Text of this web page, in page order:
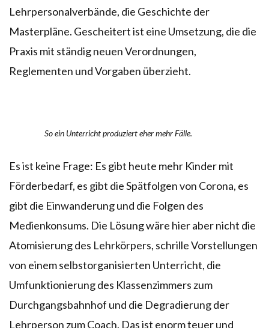
Lehrpersonalverbände, die Geschichte der
Masterpläne. Gescheitert ist eine Umsetzung, die die
Praxis mit ständig neuen Verordnungen,
Reglementen und Vorgaben überzieht.
So ein Unterricht produziert eher mehr Fälle.
Es ist keine Frage: Es gibt heute mehr Kinder mit
Förderbedarf, es gibt die Spätfolgen von Corona, es
gibt die Einwanderung und die Folgen des
Medienkonsums. Die Lösung wäre hier aber nicht die
Atomisierung des Lehrkörpers, schrille Vorstellungen
von einem selbstorganisierten Unterricht, die
Umfunktionierung des Klassenzimmers zum
Durchgangsbahnhof und die Degradierung der
Lehrperson zum Coach. Das ist enorm teuer und